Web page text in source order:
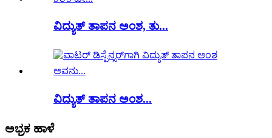
ವಿದ್ಯುತ್ ತಾಪನ ಅಂಶ, ತು...
ವಿದ್ಯುತ್ ತಾಪನ ಅಂಶ...
ಅಭ್ರಕ ಹಾಳೆ